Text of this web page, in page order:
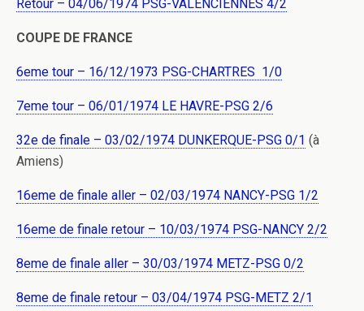
Retour – 04/06/1974 PSG-VALENCIENNES 4/2
COUPE DE FRANCE
6eme tour – 16/12/1973 PSG-CHARTRES 1/0
7eme tour – 06/01/1974 LE HAVRE-PSG 2/6
32e de finale – 03/02/1974 DUNKERQUE-PSG 0/1 (à
Amiens)
16eme de finale aller – 02/03/1974 NANCY-PSG 1/2
16eme de finale retour – 10/03/1974 PSG-NANCY 2/2
8eme de finale aller – 30/03/1974 METZ-PSG 0/2
8eme de finale retour – 03/04/1974 PSG-METZ 2/1